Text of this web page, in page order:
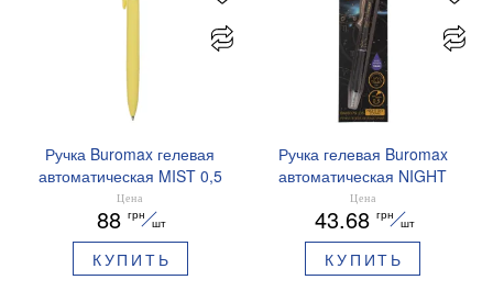
Ручка Buromax гелевая
автоматическая MIST 0,5
мм синие чернила
BM.83103
Цена
88 грн
шт
КУПИТЬ
Ручка гелевая Buromax
автоматическая NIGHT
SKY ZODIAC 0.5 мм
ароматизированный грипп
синие чернила BM.8379-
01
Цена
43.68 грн
шт
КУПИТЬ